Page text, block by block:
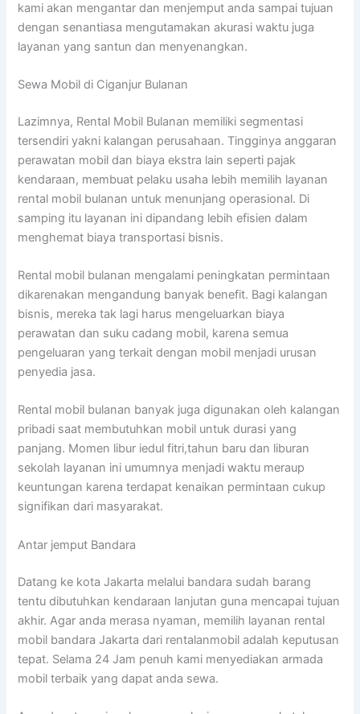
kami akan mengantar dan menjemput anda sampai tujuan
dengan senantiasa mengutamakan akurasi waktu juga
layanan yang santun dan menyenangkan.
Sewa Mobil di Ciganjur Bulanan
Lazimnya, Rental Mobil Bulanan memiliki segmentasi
tersendiri yakni kalangan perusahaan. Tingginya anggaran
perawatan mobil dan biaya ekstra lain seperti pajak
kendaraan, membuat pelaku usaha lebih memilih layanan
rental mobil bulanan untuk menunjang operasional. Di
samping itu layanan ini dipandang lebih efisien dalam
menghemat biaya transportasi bisnis.
Rental mobil bulanan mengalami peningkatan permintaan
dikarenakan mengandung banyak benefit. Bagi kalangan
bisnis, mereka tak lagi harus mengeluarkan biaya
perawatan dan suku cadang mobil, karena semua
pengeluaran yang terkait dengan mobil menjadi urusan
penyedia jasa.
Rental mobil bulanan banyak juga digunakan oleh kalangan
pribadi saat membutuhkan mobil untuk durasi yang
panjang. Momen libur iedul fitri,tahun baru dan liburan
sekolah layanan ini umumnya menjadi waktu meraup
keuntungan karena terdapat kenaikan permintaan cukup
signifikan dari masyarakat.
Antar jemput Bandara
Datang ke kota Jakarta melalui bandara sudah barang
tentu dibutuhkan kendaraan lanjutan guna mencapai tujuan
akhir. Agar anda merasa nyaman, memilih layanan rental
mobil bandara Jakarta dari rentalanmobil adalah keputusan
tepat. Selama 24 Jam penuh kami menyediakan armada
mobil terbaik yang dapat anda sewa.